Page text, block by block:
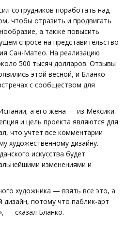
сотрудников поработать над
чтобы отразить и продвигать
а также повысить
спросе на представительство
Сан-Матео. На реализацию
500 тысяч долларов. Отзывы
этой весной, и Бланко
с сообществом для
а его жена — из Мексики.
и цель проекта являются для
что учтет все комментарии
художественному дизайну.
искусства будет
изменениями и
художника — взять все это, а
дизайн, потому что паблик-арт
— сказал Бланко.